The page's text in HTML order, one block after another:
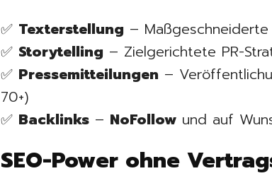
✅ Texterstellung –
✅ Storytelling – Zielgerichtete PR-
✅ Pressemitteilungen –
70+)
✅ Backlinks – NoFollow und auf
SEO-Power ohne